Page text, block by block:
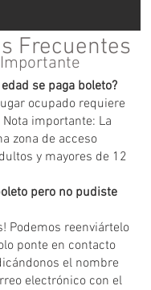
Frecuentes
se paga boleto?
ocupado requiere
importante: La
zona de acceso
y mayores de 12
pero no pudiste
Podemos reenviártelo
ponte en contacto
el nombre
electrónico con el